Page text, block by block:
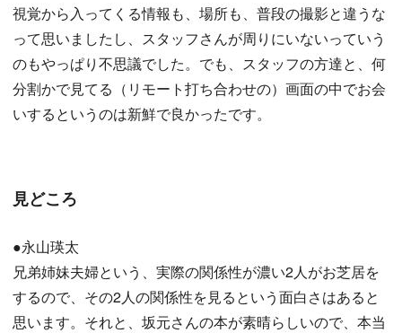
視覚から入ってくる情報も、場所も、普段の撮影と違うな
って思いましたし、スタッフさんが周りにいないっていう
のもやっぱり不思議でした。でも、スタッフの方達と、何
分割かで見てる（リモート打ち合わせの）画面の中でお会
いするというのは新鮮で良かったです。
見どころ
●永山瑛太
兄弟姉妹夫婦という、実際の関係性が濃い2人がお芝居を
するので、その2人の関係性を見るという面白さはあると
思います。それと、坂元さんの本が素晴らしいので、本当